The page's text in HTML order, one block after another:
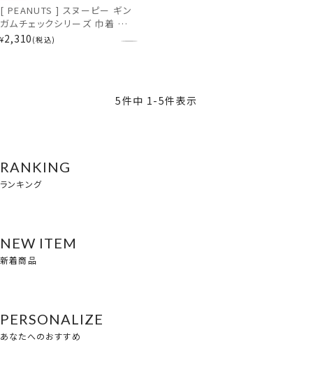
[ PEANUTS ] スヌーピー ギン
ガムチェックシリーズ 巾着 ＜
BLACK / BLUE ＞ 粧美堂
¥2,310 税込
5件中 1-5件表示
RANKING
ランキング
NEW ITEM
新着商品
PERSONALIZE
あなたへのおすすめ